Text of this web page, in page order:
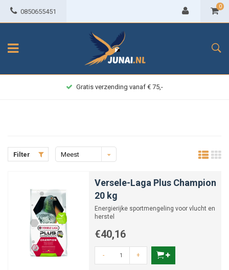
0850655451
0
Gratis verzending vanaf € 75,-
Filter
Meest
Versele-Laga Plus Champion
20 kg
Energierijke sportmengeling voor vlucht en
herstel
€40,16
- +